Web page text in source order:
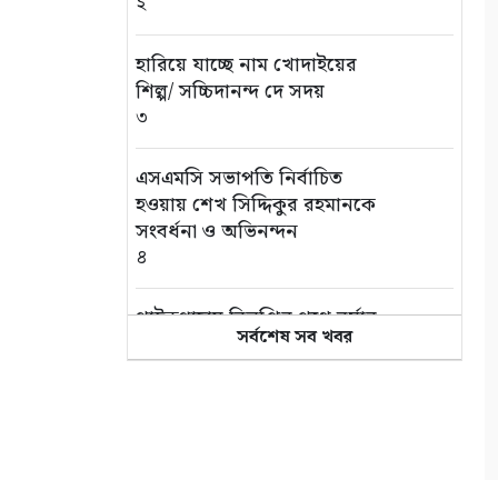
হারিয়ে যাচ্ছে নাম খোদাইয়ের
শিল্প/ সচ্চিদানন্দ দে সদয়
৩
এসএমসি সভাপতি নির্বাচিত
হওয়ায় শেখ সিদ্দিকুর রহমানকে
সংবর্ধনা ও অভিনন্দন
৪
পাইকগাছায় বিলুপ্তির পথে বর্ষার
৫
সর্বশেষ সব খবর